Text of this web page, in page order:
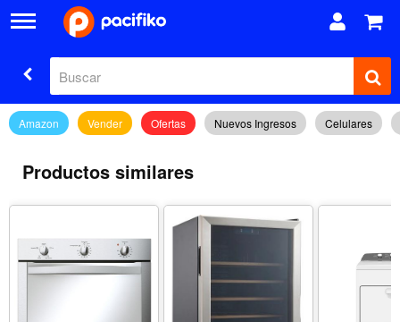
Amazon Vender Ofertas Nuevos Ingresos Celulares
Productos similares